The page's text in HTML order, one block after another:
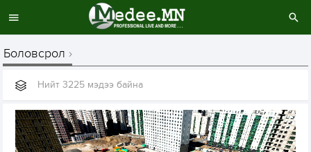
Боловсрол
Нийт 3225 мэдээ байна